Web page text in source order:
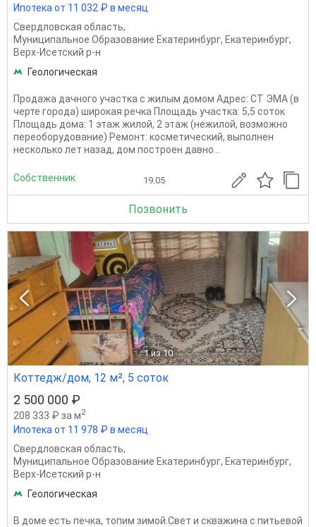
Ипотека от 11 032 ₽ в месяц
Свердловская область,
Муниципальное Образование Екатеринбург, Екатеринбург,
Верх-Исетский р-н
Геологическая
Продажа дачного участка с жилым домом Адрес: СТ ЭМА (в
черте города) широкая речка Площадь участка: 5,5 соток
Площадь дома: 1 этаж жилой, 2 этаж (нежилой, возможно
переоборудование) Ремонт: косметический, выполнен
несколько лет назад, дом построен давно...
Собственник 19.05
Позвонить
1 из 10
Коттедж/дом, 12 м², 5 соток
2 500 000 ₽
208 333 ₽ за м2
Ипотека от 11 978 ₽ в месяц
Свердловская область,
Муниципальное Образование Екатеринбург, Екатеринбург,
Верх-Исетский р-н
Геологическая
В доме есть печка, топим зимой.Свет и скважина с питьевой